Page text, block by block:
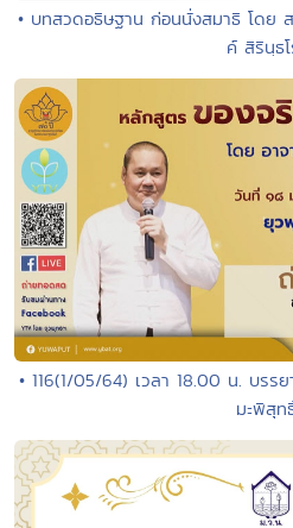
• บทสวดอธิษฐาน ก่อนนั่งสมาธิ โดย
ค์ สิรินฺธ
• 116(1/05/64) เวลา 18.00 น. บรร
มะพิสุท